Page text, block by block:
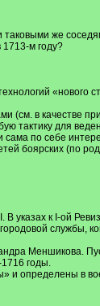
же
1713-м году?
«нового
в качестве
тактику для
по себе
боярских (по
к I-ой
службы,
Меншикова.
годы.
определены в